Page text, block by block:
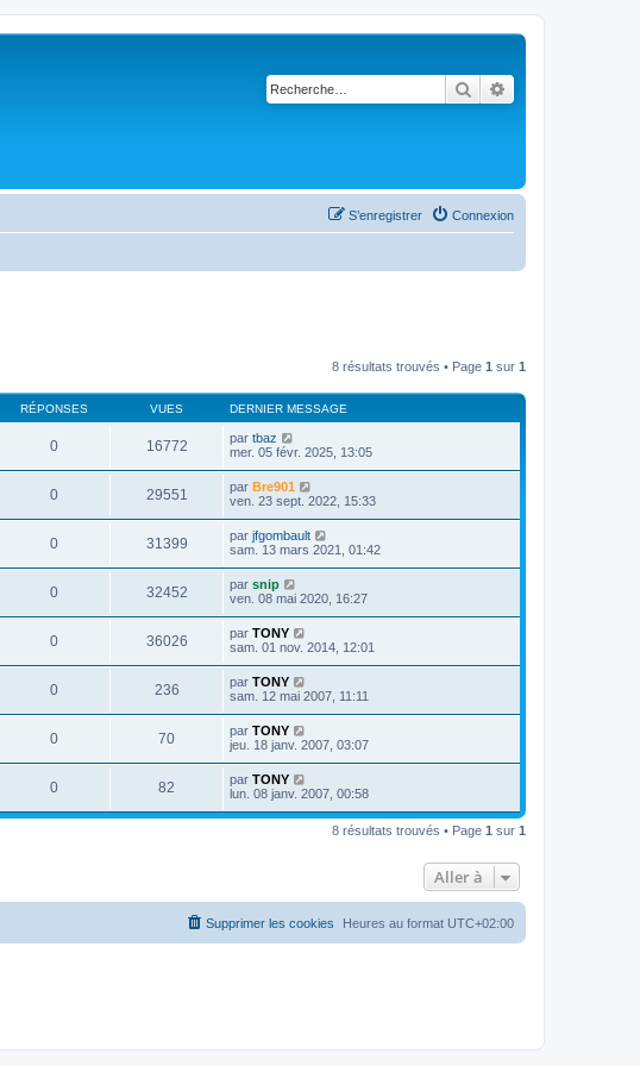
Rechercher
Connexion
S’enregistrer
8 résultats trouvés • Page 1 sur 1
RÉPONSES VUES DERNIER MESSAGE
0 16772 par tbaz
mer. 05 févr. 2025, 13:05
0 29551 par Bre901
ven. 23 sept. 2022, 15:33
0 31399 par jfgombault
sam. 13 mars 2021, 01:42
0 32452 par snip
ven. 08 mai 2020, 16:27
0 36026 par TONY
sam. 01 nov. 2014, 12:01
0 236 par TONY
sam. 12 mai 2007, 11:11
0 70 par TONY
jeu. 18 janv. 2007, 03:07
0 82 par TONY
lun. 08 janv. 2007, 00:58
8 résultats trouvés • Page 1 sur 1
Aller à
Heures au format UTC+02:00
Supprimer les cookies